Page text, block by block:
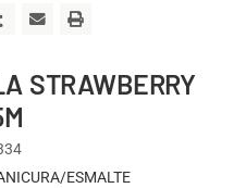
STRAWBERRY
ESMALTE